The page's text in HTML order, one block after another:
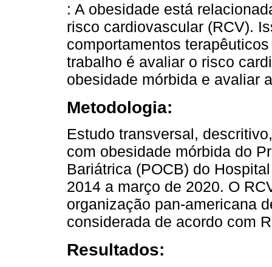
: A obesidade está
risco cardiovascular (RCV).
comportamentos
trabalho é avaliar o risco
obesidade mórbida e avaliar
Metodologia:
Estudo transversal,
com obesidade mórbida do
Bariátrica (POCB) do
2014 a março de 2020. O
organização pan-americana
considerada de acordo com
Resultados: